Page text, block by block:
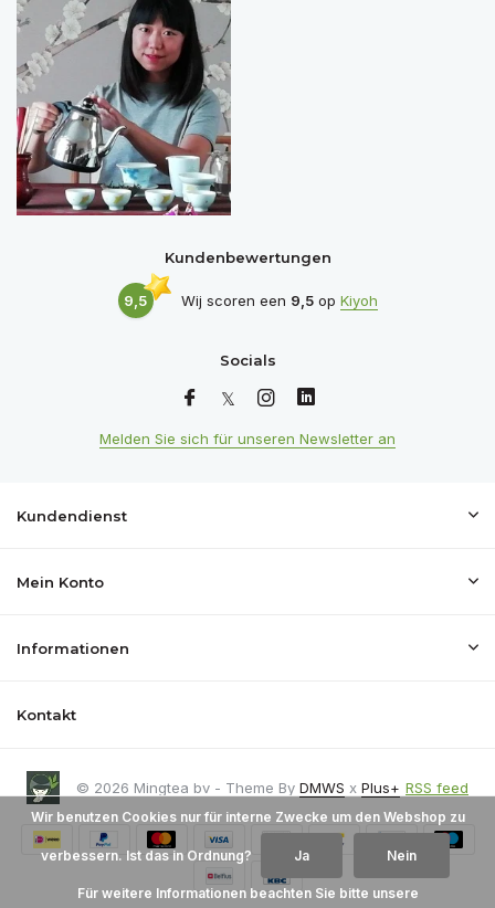
Kundenbewertungen
9,5 Wij scoren een 9,5op Kiyoh
Socials
Melden Sie sich für unseren Newsletter an
Kundendienst
Mein Konto
Informationen
Kontakt
© 2026 Mingtea bv - Theme By DMWS x Plus+ RSS feed
Wir benutzen Cookies nur für interne Zwecke um den Webshop zu
verbessern. Ist das in Ordnung? Ja Nein
Für weitere Informationen beachten Sie bitte unsere